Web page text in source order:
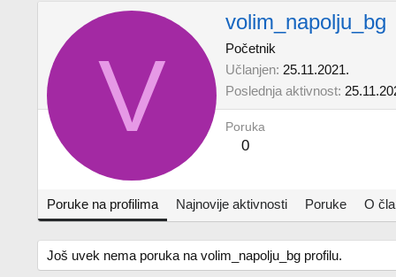
V
volim_napolju_bg
Početnik
Učlanjen 25.11.2021.
Poslednja aktivnost
Poruka
0
Poruke na profilima Najnovije aktivnosti Poruke O
Još uvek nema poruka na volim_napolju_bg profilu.